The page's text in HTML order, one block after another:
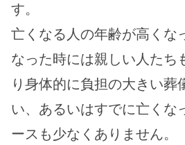
す。
亡くなる人の年齢が高くな
なった時には親しい人たち
り身体的に負担の大きい葬
い、あるいはすでに亡くな
ースも少なくありません。